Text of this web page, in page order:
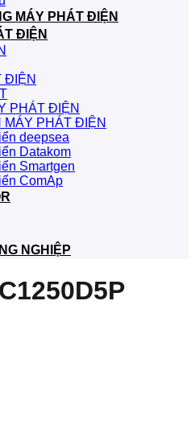
MÁY PHÁT ĐIỆN
ĐIỆN
ĐIỆN
PHÁT ĐIỆN
MÁY PHÁT ĐIỆN
deepsea
Datakom
Smartgen
ComAp
NGHIỆP
C1250D5P